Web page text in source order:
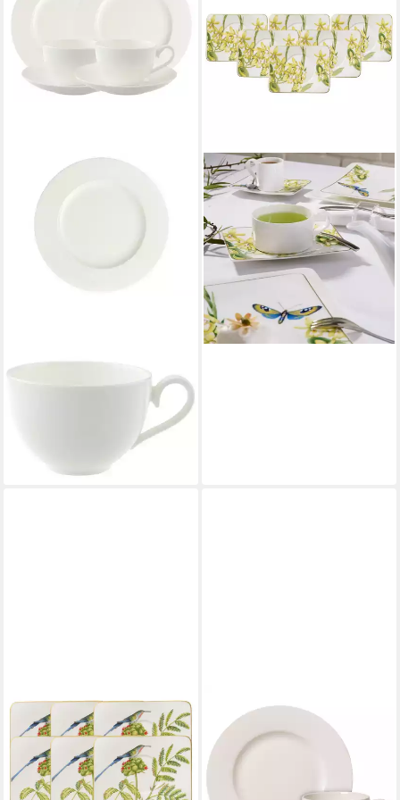
VILLEROY & BOCH
Kaffeeservice Royal Kaffeeset
lieferbar - in 2-3 Werktagen bei dir
VILLEROY & BOCH
Untertasse Amazonia
Teeuntertassen 17 x 14 cm
6er Set, (6 St)
ab 129,43 €
lieferbar - in 2-3 Werktagen bei dir